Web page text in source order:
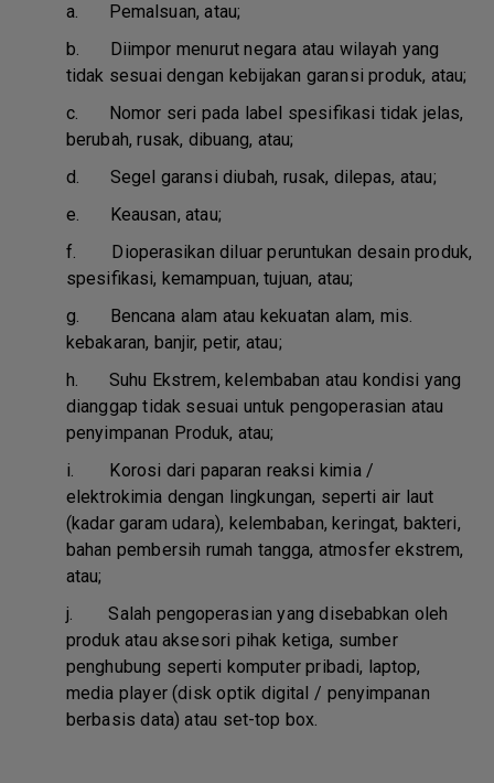
a. Pemalsuan, atau;
b. Diimpor menurut negara atau wilayah yang
tidak sesuai dengan kebijakan garansi produk, atau;
c. Nomor seri pada label spesifikasi tidak jelas,
berubah, rusak, dibuang, atau;
d. Segel garansi diubah, rusak, dilepas, atau;
e. Keausan, atau;
f. Dioperasikan diluar peruntukan desain produk,
spesifikasi, kemampuan, tujuan, atau;
g. Bencana alam atau kekuatan alam, mis.
kebakaran, banjir, petir, atau;
h. Suhu Ekstrem, kelembaban atau kondisi yang
dianggap tidak sesuai untuk pengoperasian atau
penyimpanan Produk, atau;
i. Korosi dari paparan reaksi kimia /
elektrokimia dengan lingkungan, seperti air laut
(kadar garam udara), kelembaban, keringat, bakteri,
bahan pembersih rumah tangga, atmosfer ekstrem,
atau;
j.Salah pengoperasian yang disebabkan oleh
produk atau aksesori pihak ketiga, sumber
penghubung seperti komputer pribadi, laptop,
media player (disk optik digital / penyimpanan
berbasis data) atau set-top box.